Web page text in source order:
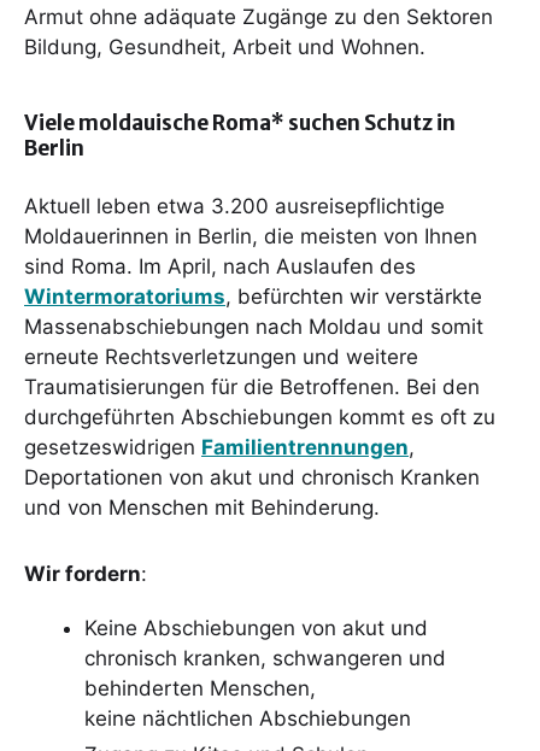
Armut ohne adäquate Zugänge zu den Sektoren
Bildung, Gesundheit, Arbeit und Wohnen.
Viele moldauische Roma* suchen Schutz in
Berlin
Aktuell leben etwa 3.200 ausreisepflichtige
Moldauerinnen in Berlin, die meisten von Ihnen
sind Roma. Im April, nach Auslaufen des
Wintermoratoriums, befürchten wir verstärkte
Massenabschiebungen nach Moldau und somit
erneute Rechtsverletzungen und weitere
Traumatisierungen für die Betroffenen. Bei den
durchgeführten Abschiebungen kommt es oft zu
gesetzeswidrigen Familientrennungen,
Deportationen von akut und chronisch Kranken
und von Menschen mit Behinderung.
Wir fordern:
Keine Abschiebungen von akut und
chronisch kranken, schwangeren und
behinderten Menschen,
keine nächtlichen Abschiebungen